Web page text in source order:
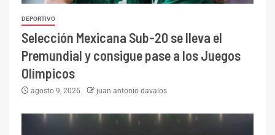
DEPORTIVO
Selección Mexicana Sub-20 se lleva el
Premundial y consigue pase a los Juegos
Olímpicos
agosto 9, 2026 juan antonio davalos